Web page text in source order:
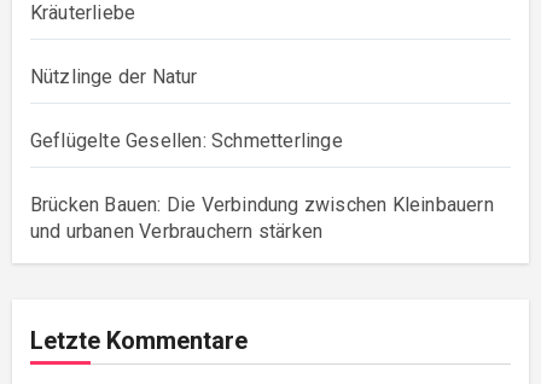
Kräuterliebe
Nützlinge der Natur
Geflügelte Gesellen: Schmetterlinge
Brücken Bauen: Die Verbindung zwischen Kleinbauern
und urbanen Verbrauchern stärken
Letzte Kommentare